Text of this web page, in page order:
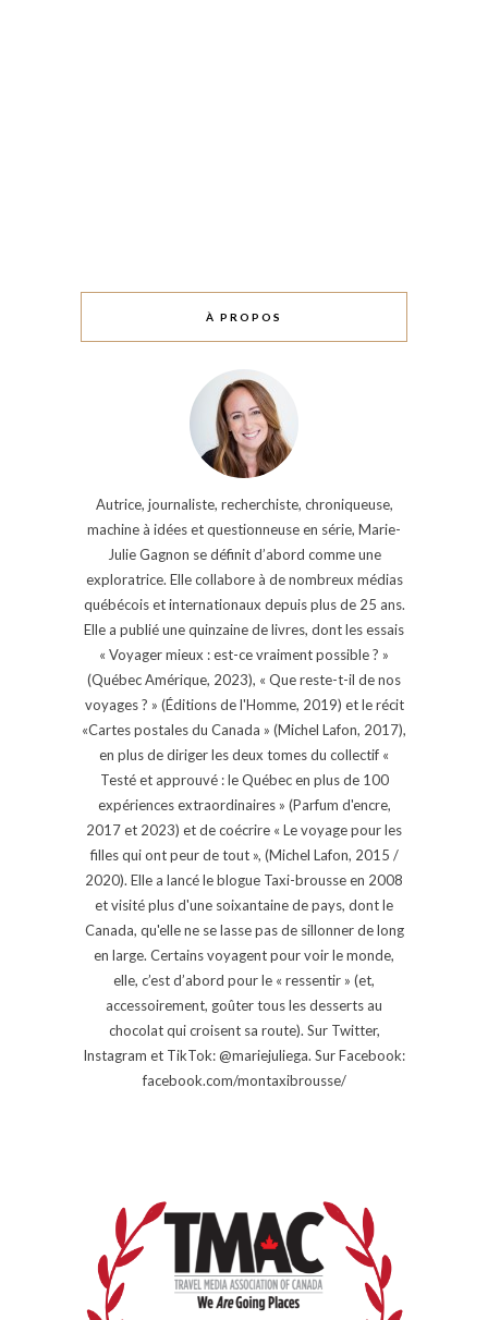
À PROPOS
Autrice, journaliste, recherchiste, chroniqueuse,
machine à idées et questionneuse en série, Marie-
Julie Gagnon se définit d’abord comme une
exploratrice. Elle collabore à de nombreux médias
québécois et internationaux depuis plus de 25 ans.
Elle a publié une quinzaine de livres, dont les essais
« Voyager mieux : est-ce vraiment possible ? »
(Québec Amérique, 2023), « Que reste-t-il de nos
voyages ? » (Éditions de l'Homme, 2019) et le récit
«Cartes postales du Canada » (Michel Lafon, 2017),
en plus de diriger les deux tomes du collectif «
Testé et approuvé : le Québec en plus de 100
expériences extraordinaires » (Parfum d'encre,
2017 et 2023) et de coécrire « Le voyage pour les
filles qui ont peur de tout », (Michel Lafon, 2015 /
2020). Elle a lancé le blogue Taxi-brousse en 2008
et visité plus d'une soixantaine de pays, dont le
Canada, qu'elle ne se lasse pas de sillonner de long
en large. Certains voyagent pour voir le monde,
elle, c’est d’abord pour le « ressentir » (et,
accessoirement, goûter tous les desserts au
chocolat qui croisent sa route). Sur Twitter,
Instagram et TikTok: @mariejuliega. Sur Facebook:
facebook.com/montaxibrousse/